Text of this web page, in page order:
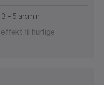
3 – 5 arcmin
til hurtige